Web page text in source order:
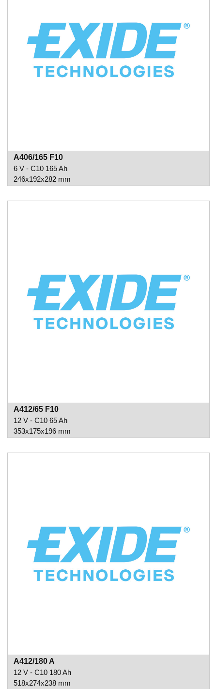
A406/165 F10
6 V - C10 165 Ah
246x192x282 mm
A412/65 F10
12 V - C10 65 Ah
353x175x196 mm
A412/180 A
12 V - C10 180 Ah
518x274x238 mm